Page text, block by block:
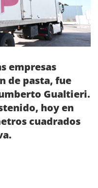
empresas
de pasta, fue
Gualtieri.
hoy en
cuadrados